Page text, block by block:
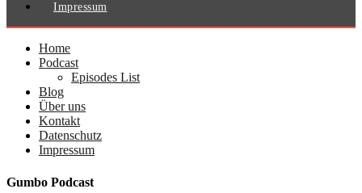
Impressum
Home
Podcast
Episodes List
Blog
Über uns
Kontakt
Datenschutz
Impressum
Gumbo Podcast